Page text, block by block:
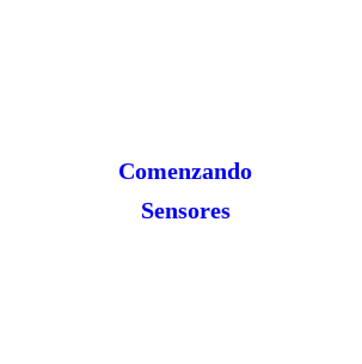
Comenzando
Sensores